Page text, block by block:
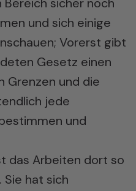
und sich einige
Vorerst gibt
Gesetz einen
Grenzen und die
jede
und
das Arbeiten dort so
Sie hat sich